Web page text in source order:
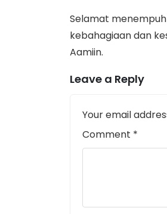
Selamat
kebahagiaan dan
Aamiin.
Leave a Reply
Your email
Comment *